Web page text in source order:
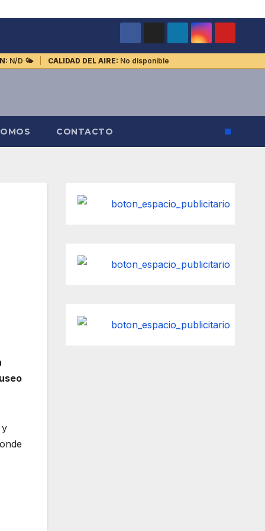
N/D 🌤️ CALIDAD DEL AIRE: No disponible
CONTACTO
y